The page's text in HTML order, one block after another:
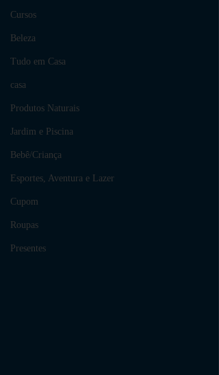
Cursos
Beleza
Tudo em Casa
casa
Produtos Naturais
Jardim e Piscina
Bebê/Criança
Esportes, Aventura e Lazer
Cupom
Roupas
Presentes